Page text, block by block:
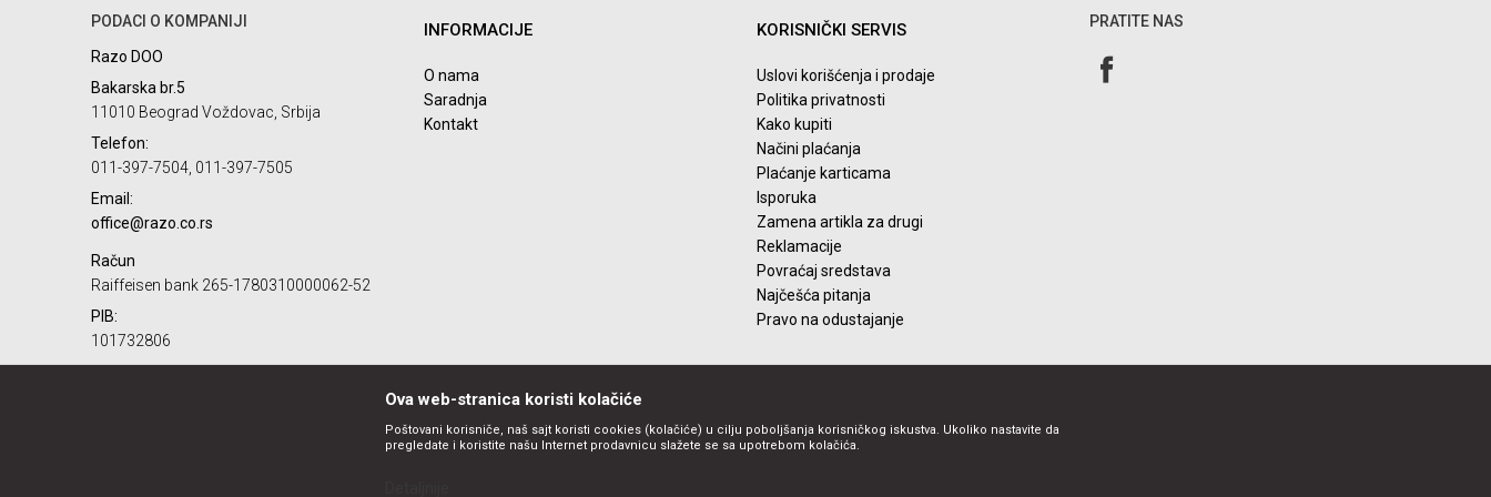
POŠALJI
PODACI O KOMPANIJI
Razo DOO
Bakarska br.5
11010 Beograd Voždovac, Srbija
Telefon:
011-397-7504, 011-397-7505
Email:
office@razo.co.rs
Račun
Raiffeisen bank 265-1780310000062-52
PIB:
101732806
INFORMACIJE
O nama
Saradnja
Kontakt
KORISNIČKI SERVIS
Uslovi korišćenja i prodaje
Politika privatnosti
Kako kupiti
Načini plaćanja
Plaćanje karticama
Isporuka
Zamena artikla za drugi
Reklamacije
Povraćaj sredstava
Najčešća pitanja
Pravo na odustajanje
PRATITE NAS
Ova web-stranica koristi kolačiće
Poštovani korisniče, naš sajt koristi cookies (kolačiće) u cilju poboljšanja korisničkog iskustva. Ukoliko nastavite da
pregledate i koristite našu Internet prodavnicu slažete se sa upotrebom kolačića.